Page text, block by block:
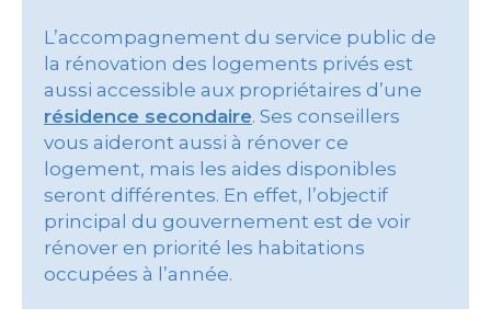
L’accompagnement du service public de
la rénovation des logements privés est
aussi accessible aux propriétaires d’une
résidence secondaire. Ses conseillers
vous aideront aussi à rénover ce
logement, mais les aides disponibles
seront différentes. En effet, l’objectif
principal du gouvernement est de voir
rénover en priorité les habitations
occupées à l’année.